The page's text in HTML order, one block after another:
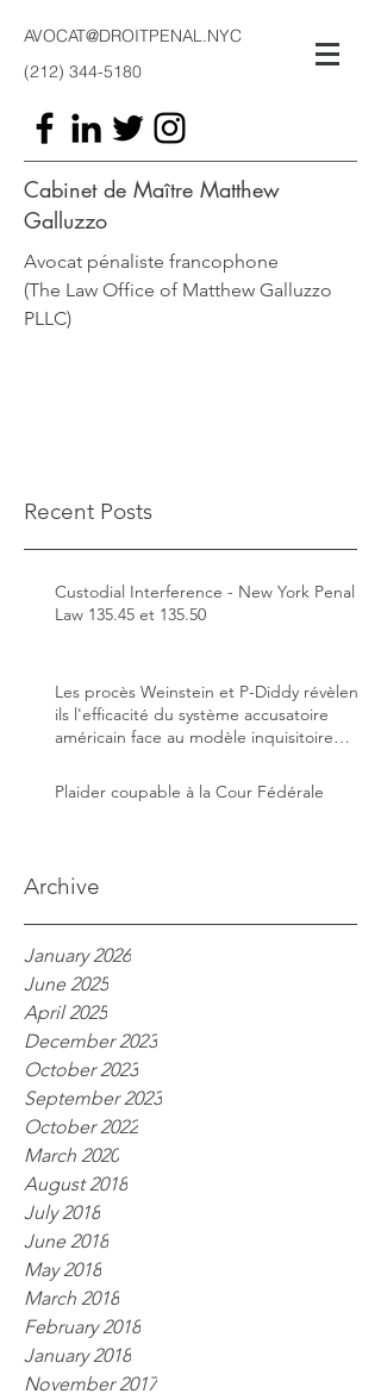
AVOCAT@DROITPENAL.NYC
(212) 344-5180
Cabinet de Maître Matthew
Galluzzo
Avocat pénaliste francophone
(The Law Office of Matthew Galluzzo
PLLC)
Recent Posts
Custodial Interference - New York Penal
Law 135.45 et 135.50
Les procès Weinstein et P-Diddy révèlent-
ils l'efficacité du système accusatoire
américain face au modèle inquisitoire
Plaider coupable à la Cour Fédérale
Archive
January 2026
June 2025
April 2025
December 2023
October 2023
September 2023
October 2022
March 2020
August 2018
July 2018
June 2018
May 2018
March 2018
February 2018
January 2018
November 2017